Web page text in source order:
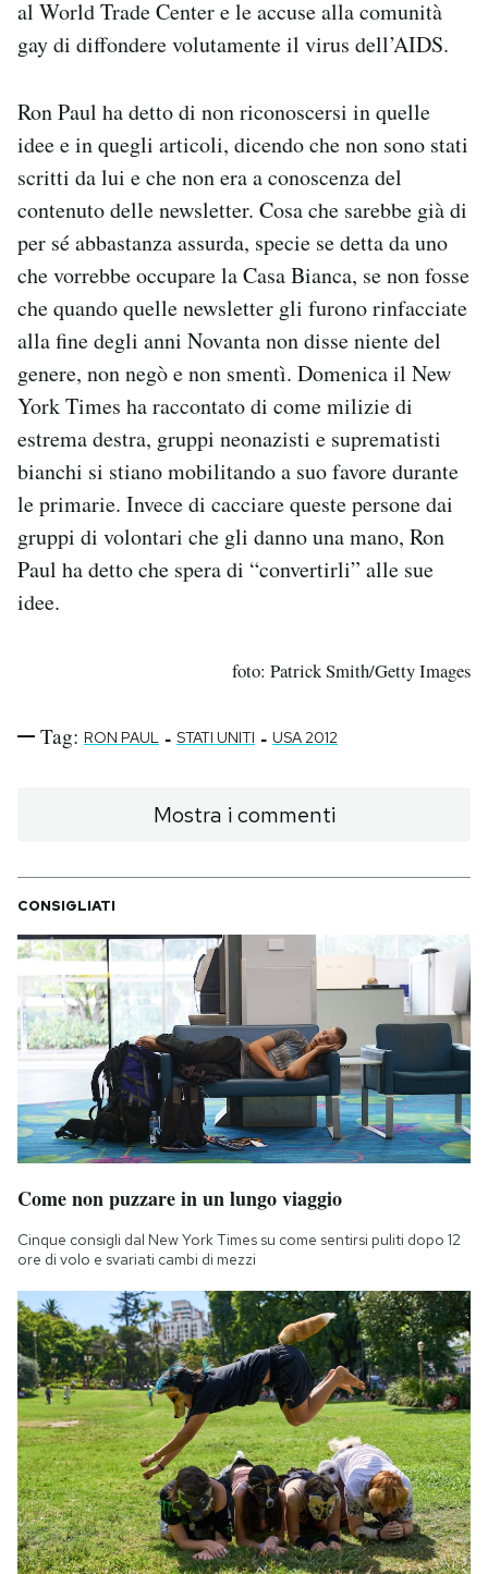
al World Trade Center e le accuse alla comunità
gay di diffondere volutamente il virus dell’AIDS.
Ron Paul ha detto di non riconoscersi in quelle
idee e in quegli articoli, dicendo che non sono stati
scritti da lui e che non era a conoscenza del
contenuto delle newsletter. Cosa che sarebbe già di
per sé abbastanza assurda, specie se detta da uno
che vorrebbe occupare la Casa Bianca, se non fosse
che quando quelle newsletter gli furono rinfacciate
alla fine degli anni Novanta non disse niente del
genere, non negò e non smentì. Domenica il New
York Times ha raccontato di come milizie di
estrema destra, gruppi neonazisti e suprematisti
bianchi si stiano mobilitando a suo favore durante
le primarie. Invece di cacciare queste persone dai
gruppi di volontari che gli danno una mano, Ron
Paul ha detto che spera di “convertirli” alle sue
idee.
foto: Patrick Smith/Getty Images
Tag: RON PAUL - STATI UNITI - USA 2012
Mostra i commenti
CONSIGLIATI
Come non puzzare in un lungo viaggio
Cinque consigli dal New York Times su come sentirsi puliti dopo 12
ore di volo e svariati cambi di mezzi